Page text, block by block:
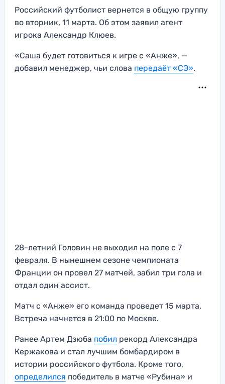
Российский футболист вернется в общую группу
во вторник, 11 марта. Об этом заявил агент
игрока Александр Клюев.
«Саша будет готовиться к игре с «Анже», —
добавил менеджер, чьи слова передаёт «СЭ».
28-летний Головин не выходил на поле с 7
февраля. В нынешнем сезоне чемпионата
Франции он провел 27 матчей, забил три гола и
отдал один ассист.
Матч с «Анже» его команда проведет 15 марта.
Встреча начнется в 21:00 по Москве.
Ранее Артем Дзюба побил рекорд Александра
Кержакова и стал лучшим бомбардиром в
истории российского футбола. Кроме того,
определился победитель в матче «Рубина» и